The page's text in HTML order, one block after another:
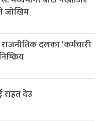
जोखिम
दलका ‘कर्मचारी
राहत देउ